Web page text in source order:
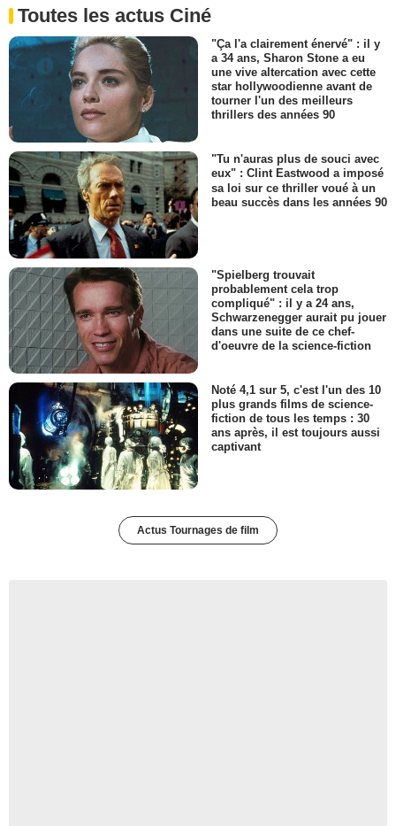
Toutes les actus Ciné
"Ça l'a clairement énervé" : il y
a 34 ans, Sharon Stone a eu
une vive altercation avec cette
star hollywoodienne avant de
tourner l'un des meilleurs
thrillers des années 90
"Tu n'auras plus de souci avec
eux" : Clint Eastwood a imposé
sa loi sur ce thriller voué à un
beau succès dans les années 90
"Spielberg trouvait
probablement cela trop
compliqué" : il y a 24 ans,
Schwarzenegger aurait pu jouer
dans une suite de ce chef-
d'oeuvre de la science-fiction
Noté 4,1 sur 5, c'est l'un des 10
plus grands films de science-
fiction de tous les temps : 30
ans après, il est toujours aussi
captivant
Actus Tournages de film